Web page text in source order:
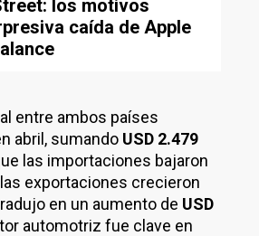
los motivos
caída de Apple
entre ambos países
abril, sumando USD 2.479
las importaciones bajaron
exportaciones crecieron
en un aumento de USD
automotriz fue clave en